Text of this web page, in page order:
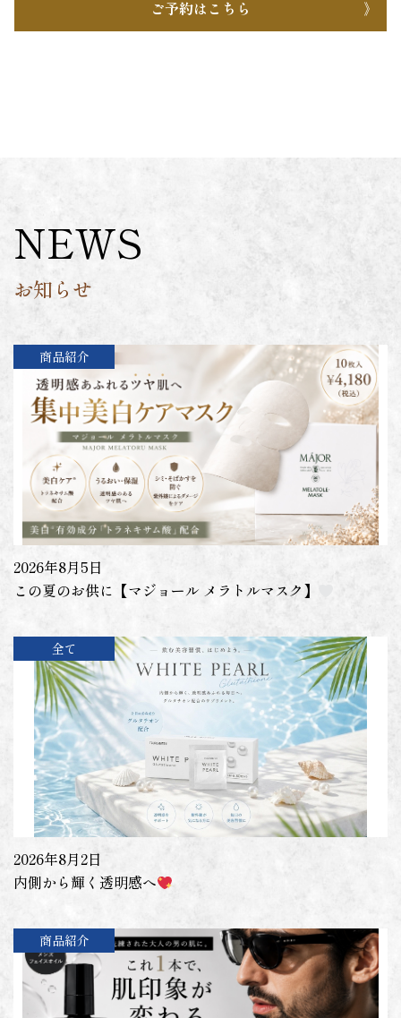
ご予約はこちら
NEWS
お知らせ
商品紹介
2026年8月5日
この夏のお供に【マジョール メラトルマスク】
全て
2026年8月2日
内側から輝く透明感へ
商品紹介